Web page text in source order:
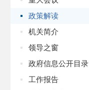
政策解读
机关简介
领导之窗
政府信息公开目录
工作报告